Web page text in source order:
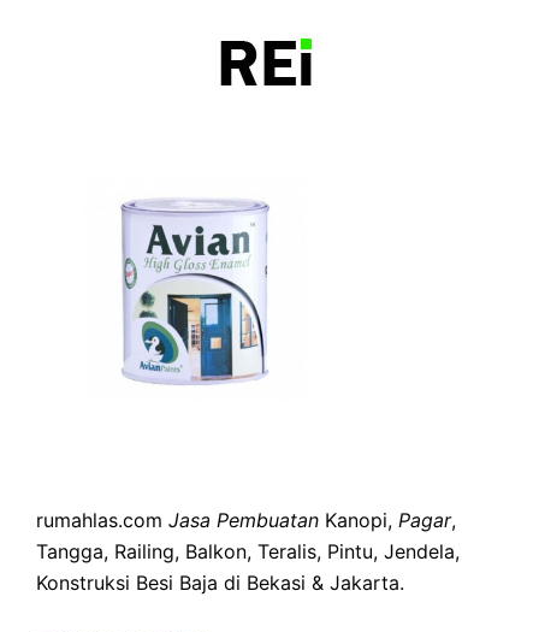
rumahlas.com Jasa Pembuatan Kanopi, Pagar,
Tangga, Railing, Balkon, Teralis, Pintu, Jendela,
Konstruksi Besi Baja di Bekasi & Jakarta.